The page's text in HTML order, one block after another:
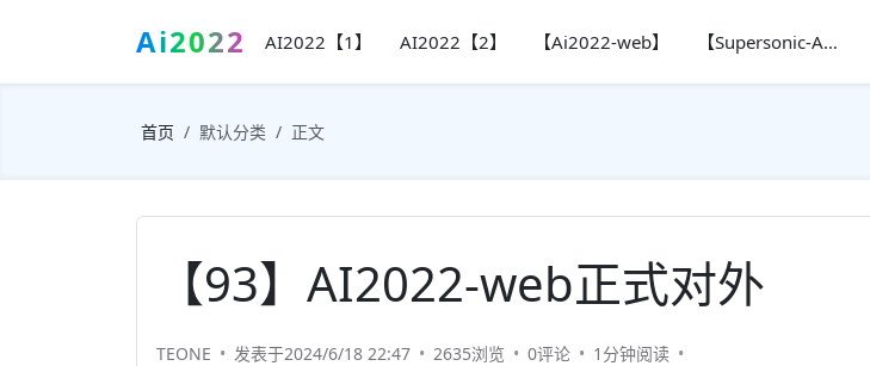
Ai2022 AI2022【1】 AI2022【2】 【Ai2022-web】 【Supersonic-Ai】
首页 默认分类 正文
【93】AI2022-web正式对外
TEONE 发表于2024/6/18 22:47 2635浏览 0评论 1分钟阅读